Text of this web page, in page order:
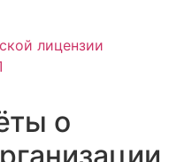
лицензии
о